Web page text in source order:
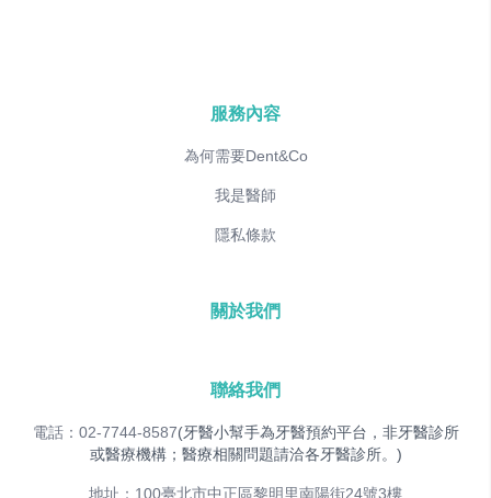
服務內容
為何需要Dent&Co
我是醫師
隱私條款
關於我們
聯絡我們
電話：02-7744-8587(牙醫小幫手為牙醫預約平台，非牙醫診所
或醫療機構；醫療相關問題請洽各牙醫診所。)
地址：100臺北市中正區黎明里南陽街24號3樓